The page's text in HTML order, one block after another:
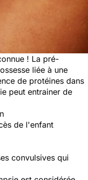
! La pré-
liée à une
de protéines dans
peut entrainer de
de l'enfant
convulsives qui